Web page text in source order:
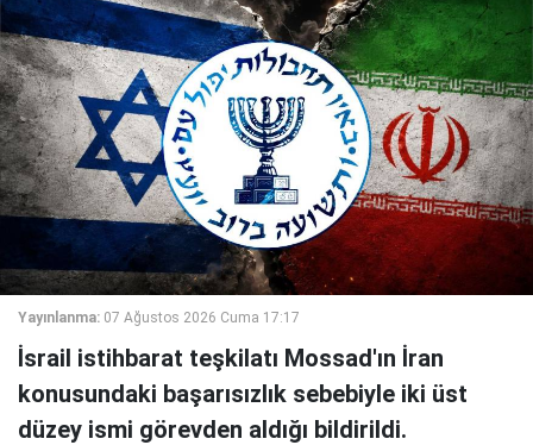
Yayınlanma: 07 Ağustos 2026 Cuma 17:17
İsrail istihbarat teşkilatı Mossad'ın İran
konusundaki başarısızlık sebebiyle iki üst
düzey ismi görevden aldığı bildirildi.